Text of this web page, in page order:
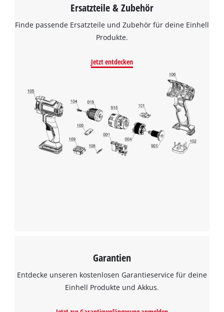
Ersatzteile & Zubehör
Finde passende Ersatzteile und Zubehör für deine Einhell
Produkte.
Jetzt entdecken
Garantien
Entdecke unseren kostenlosen Garantieservice für deine
Einhell Produkte und Akkus.